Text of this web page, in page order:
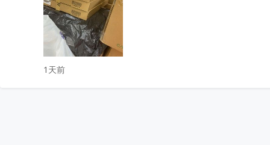
微信同手机13824304453林木生
1天前